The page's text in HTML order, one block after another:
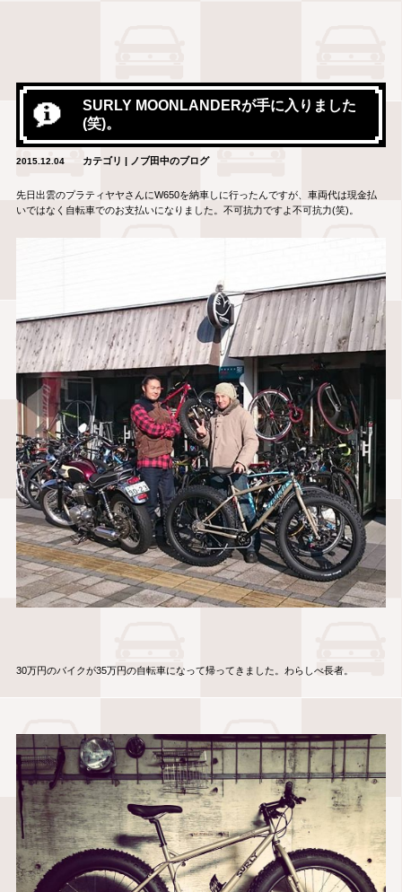
SURLY MOONLANDERが手に入りました
(笑)。
2015.12.04 カテゴリ | ノブ田中のブログ
先日出雲のプラティヤヤさんにW650を納車しに行ったんですが、車両代は現金払
いではなく自転車でのお支払いになりました。不可抗力ですよ不可抗力(笑)。
30万円のバイクが35万円の自転車になって帰ってきました。わらしべ長者。